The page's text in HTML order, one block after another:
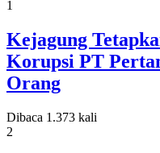
1
Kejagung
Korupsi PT
Orang
Dibaca 1.373 kali
2